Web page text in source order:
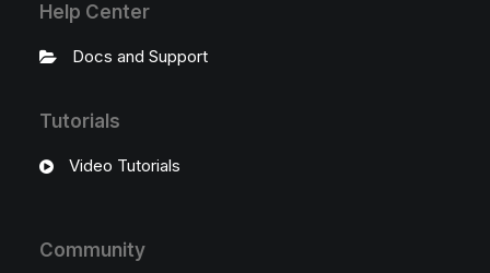
Help Center
Docs and Support
Tutorials
Video Tutorials
Community